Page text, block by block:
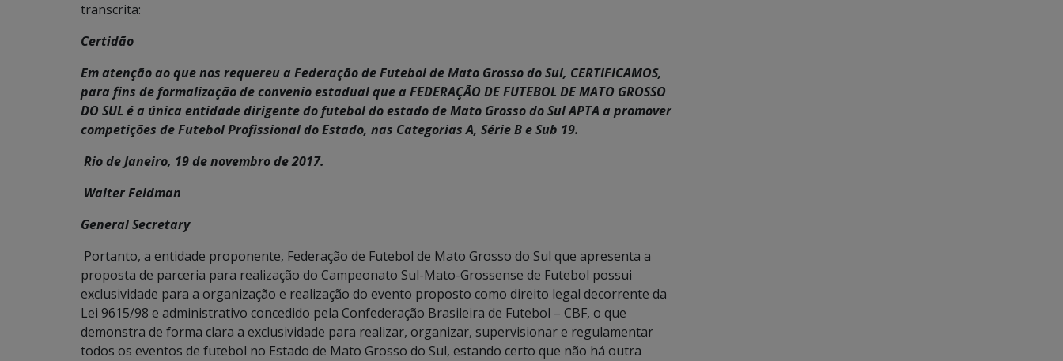
transcrita:
Certidão
Em atenção ao que nos requereu a Federação de Futebol de Mato Grosso do Sul, CERTIFICAMOS,
para fins de formalização de convenio estadual que a FEDERAÇÃO DE FUTEBOL DE MATO GROSSO
DO SUL é a única entidade dirigente do futebol do estado de Mato Grosso do Sul APTA a promover
competições de Futebol Profissional do Estado, nas Categorias A, Série B e Sub 19.
Rio de Janeiro, 19 de novembro de 2017.
Walter Feldman
General Secretary
Portanto, a entidade proponente, Federação de Futebol de Mato Grosso do Sul que apresenta a
proposta de parceria para realização do Campeonato Sul-Mato-Grossense de Futebol possui
exclusividade para a organização e realização do evento proposto como direito legal decorrente da
Lei 9615/98 e administrativo concedido pela Confederação Brasileira de Futebol – CBF, o que
demonstra de forma clara a exclusividade para realizar, organizar, supervisionar e regulamentar
todos os eventos de futebol no Estado de Mato Grosso do Sul, estando certo que não há outra